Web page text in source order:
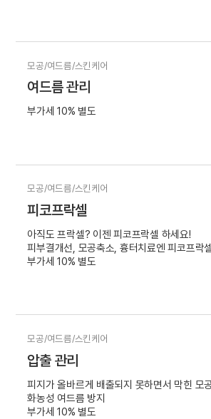
모공/여드름/스킨케어
여드름 관리
부가세 10% 별도
모공/여드름/스킨케어
피코프락셀
아직도 프락셀? 이젠 피코프락셀 하세요!
피부결개선, 모공축소, 흉터치료엔 피코프락셀
부가세 10% 별도
모공/여드름/스킨케어
압출 관리
피지가 올바르게 배출되지 못하면서 막힌 모
화농성 여드름 방지
부가세 10% 별도